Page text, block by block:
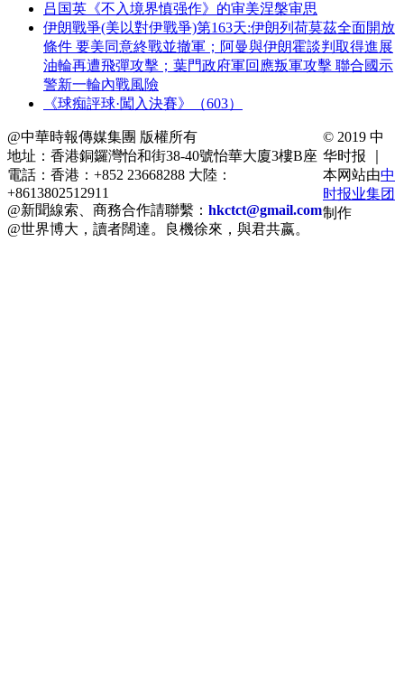
吕国英《不入境界慎强作》的审美涅槃审思
伊朗戰爭(美以對伊戰爭)第163天:伊朗列荷莫茲全面開放
條件 要美同意終戰並撤軍；阿曼與伊朗霍談判取得進展
油輪再遭飛彈攻擊；葉門政府軍回應叛軍攻擊 聯合國示
警新一輪內戰風險
《球痴評球·闖入決賽》（603）
@中華時報傳媒集團 版權所有
地址：香港銅鑼灣怡和街38-40號怡華大廈3樓B座
電話：香港：+852 23668288 大陸：
+8613802512911
@新聞線索、商務合作請聯繫： hkctct@gmail.com
@世界博大，讀者闊達。良機徐來，與君共嬴。
© 2019 中
华时报 ｜
本网站由中
时报业集团
制作